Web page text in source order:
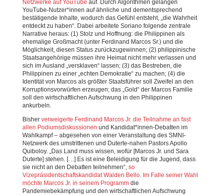
Netzwerke auf YouTube auf. Durch Algorithmen gelangen
YouTube-Nutzer*innen auf ähnliche und dementsprechend
bestätigende Inhalte, wodurch das Gefühl entsteht, „die Wahrheit
entdeckt zu haben“. Dabei arbeitete Soriano folgende zentrale
Narrative heraus: (1) Stolz und Hoffnung: die Philippinen als
ehemalige Großmacht (unter Ferdinand Marcos Sr.) und die
Möglichkeit, diesen Status zurückzugewinnen; (2) philippinische
Staatsangehörige müssen ihre Heimat nicht mehr verlassen und
sich im Ausland „versklaven“ lassen; (3) das Bestreben, die
Philippinen zu einer „echten Demokratie“ zu machen; (4) die
Identität von Marcos als größter Staatsführer soll Zweifel an den
Korruptionsvorwürfen erzeugen; das „Gold“ der Marcos Familie
soll den wirtschaftlichen Aufschwung in den Philippinen
ankurbeln.
Bisher verweigerte Ferdinand Marcos Jr. die Teilnahme an fast
allen Podiumsdiskussionen und Kandidat*innen-Debatten im
Wahlkampf – abgesehen von einer Veranstaltung des SMNI-
Netzwerk des umstrittenen und Duterte-nahen Pastors Apollo
Quiboloy. „Das Land muss wissen, wofür [Marcos Jr. und Sara
Duterte] stehen. […] Es ist eine Beleidigung für die Jugend, dass
sie nicht an den Debatten teilnehmen“, so
Vizepräsidentschaftskandidat Walden Bello. Im Falle seiner Wahl
möchte Marcos Jr. in seinem Programmdie
Pandemiebekämpfung und den wirtschaftlichen Aufschwung